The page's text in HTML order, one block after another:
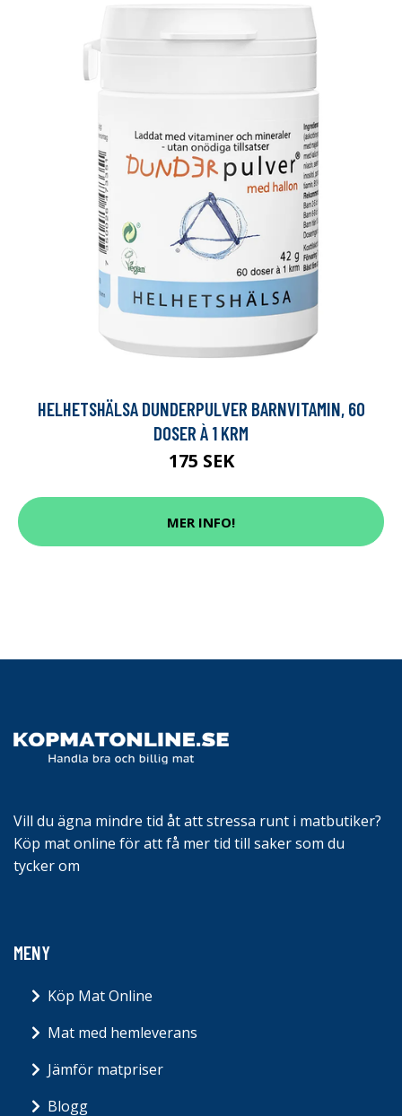
HELHETSHÄLSA DUNDERPULVER BARNVITAMIN, 60
DOSER À 1 KRM
175 SEK
MER INFO!
Vill du ägna mindre tid åt att stressa runt i matbutiker?
Köp mat online för att få mer tid till saker som du
tycker om
MENY
Köp Mat Online
Mat med hemleverans
Jämför matpriser
Blogg